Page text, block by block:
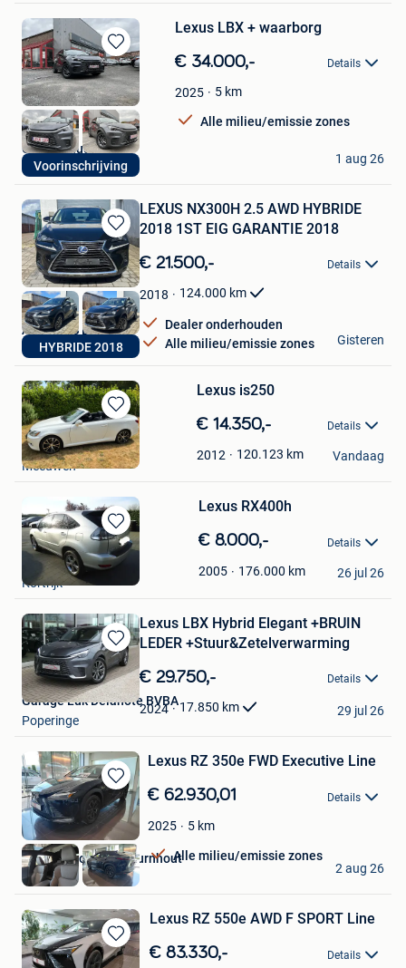
Bewaren
in
Mijn
Favorieten
Voorinschrijving
Lexus LBX + waarborg
€ 34.000,- Details
2025 5 km
Alle milieu/emissie zones
Garage Hugo Bol
Staden
1 aug 26
Bewaren
in
Mijn
Favorieten
HYBRIDE 2018
LEXUS NX300H 2.5 AWD HYBRIDE
2018 1ST EIG GARANTIE 2018
€ 21.500,- Details
2018 124.000 km
Dealer onderhouden
Alle milieu/emissie zones
A2Z CARS BV
Hoboken
Gisteren
Bewaren
in
Mijn
Favorieten
Lexus is250
€ 14.350,- Details
2012 120.123 km
maarten meermans
Meeuwen
Vandaag
Bewaren
in
Mijn
Favorieten
Lexus RX400h
€ 8.000,- Details
2005 176.000 km
Denis
Kortrijk
26 jul 26
Bewaren
in
Mijn
Favorieten
Lexus LBX Hybrid Elegant +BRUIN
LEDER +Stuur&Zetelverwarming
€ 29.750,- Details
2024 17.850 km
Garage Luk Delanote BVBA
Poperinge
29 jul 26
Bewaren
in
Mijn
Favorieten
Lexus RZ 350e FWD Executive Line
€ 62.930,01 Details
2025 5 km
Alle milieu/emissie zones
Hedin Automotive Turnhout
Turnhout
2 aug 26
Bewaren
Lexus RZ 550e AWD F SPORT Line
€ 83.330,- Details